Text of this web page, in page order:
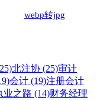
webp转jpg
北注协 (25)审计
会计 (19)注册会计
业之路 (14)财务经理